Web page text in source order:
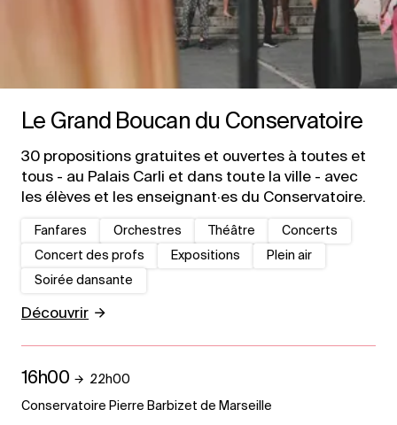
Le Grand Boucan du Conservatoire
30 propositions gratuites et ouvertes à toutes et
tous - au Palais Carli et dans toute la ville - avec
les élèves et les enseignant·es du Conservatoire.
Fanfares Orchestres Théâtre
Concerts
Concert des profs
Expositions
Plein air
Soirée dansante
Découvrir
16h00 22h00
Conservatoire Pierre Barbizet de Marseille